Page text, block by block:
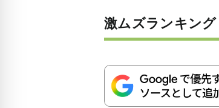
激ムズランキン